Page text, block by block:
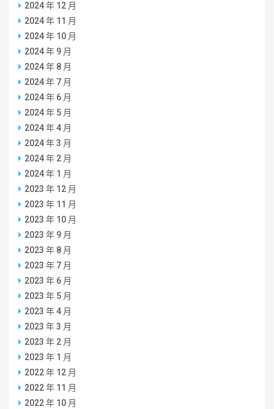
2024 年 12 月
2024 年 11 月
2024 年 10 月
2024 年 9 月
2024 年 8 月
2024 年 7 月
2024 年 6 月
2024 年 5 月
2024 年 4 月
2024 年 3 月
2024 年 2 月
2024 年 1 月
2023 年 12 月
2023 年 11 月
2023 年 10 月
2023 年 9 月
2023 年 8 月
2023 年 7 月
2023 年 6 月
2023 年 5 月
2023 年 4 月
2023 年 3 月
2023 年 2 月
2023 年 1 月
2022 年 12 月
2022 年 11 月
2022 年 10 月